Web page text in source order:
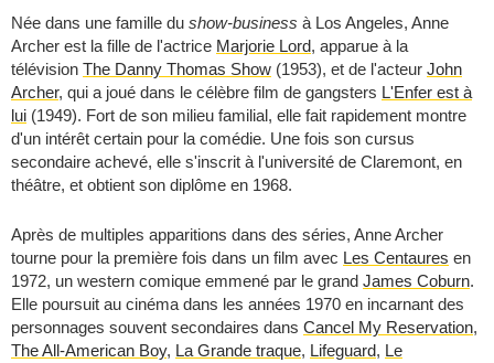
Née dans une famille du show-business à Los Angeles, Anne
Archer est la fille de l'actrice Marjorie Lord, apparue à la
télévision The Danny Thomas Show (1953), et de l'acteur John
Archer, qui a joué dans le célèbre film de gangsters L'Enfer est à
lui (1949). Fort de son milieu familial, elle fait rapidement montre
d'un intérêt certain pour la comédie. Une fois son cursus
secondaire achevé, elle s'inscrit à l'université de Claremont, en
théâtre, et obtient son diplôme en 1968.
Après de multiples apparitions dans des séries, Anne Archer
tourne pour la première fois dans un film avec Les Centaures en
1972, un western comique emmené par le grand James Coburn.
Elle poursuit au cinéma dans les années 1970 en incarnant des
personnages souvent secondaires dans Cancel My Reservation,
The All-American Boy, La Grande traque, Lifeguard, Le